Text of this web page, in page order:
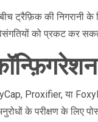
ट्रैफ़िक की निगरानी
को प्रकट कर
Proxifier, या
के परीक्षण के लिए